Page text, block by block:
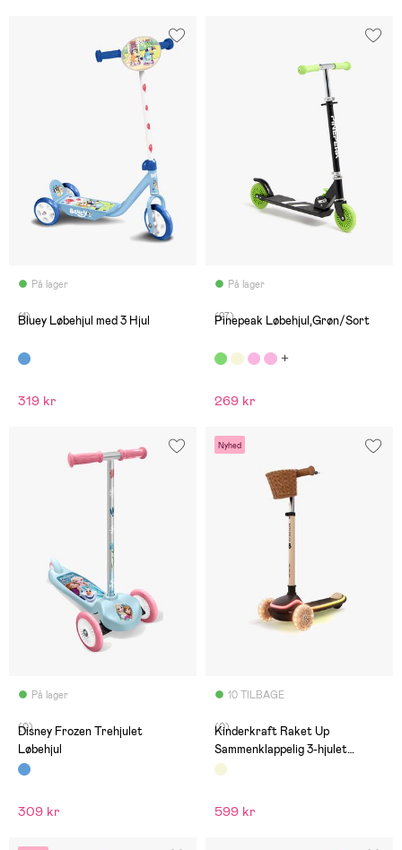
På lager
(1)
Bluey Løbehjul med 3 Hjul
319 kr
På lager
(27)
Pinepeak Løbehjul,Grøn/Sort
269 kr
På lager
(0)
Disney Frozen Trehjulet
Løbehjul
309 kr
Nyhed
10 TILBAGE
(0)
Kinderkraft Raket Up
Sammenklappelig 3-hjulet
Løbehjul, Beige
599 kr